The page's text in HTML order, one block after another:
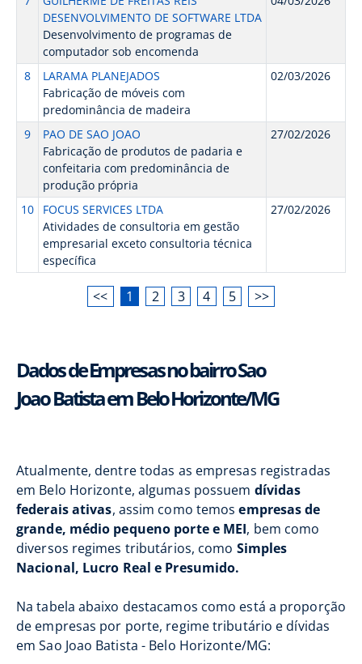
DESENVOLVIMENTO DE SOFTWARE LTDA
Desenvolvimento de programas de
computador sob encomenda
8
LARAMA PLANEJADOS
Fabricação de móveis com
predominância de madeira
02/03/2026
9
PAO DE SAO JOAO
Fabricação de produtos de padaria e
confeitaria com predominância de
produção própria
27/02/2026
10
FOCUS SERVICES LTDA
Atividades de consultoria em gestão
empresarial exceto consultoria técnica
específica
27/02/2026
<< 1 2 3 4 5 >>
Dados de Empresas no bairro Sao
Joao Batista em Belo Horizonte/MG
Atualmente, dentre todas as empresas registradas
em Belo Horizonte, algumas possuem dívidas
federais ativas, assim como temosempresas de
grande, médio pequeno porte e MEI, bem como
diversos regimes tributários, como Simples
Nacional, Lucro Real e Presumido.
Na tabela abaixo destacamos como está a proporção
de empresas por porte, regime tributário e dívidas
em Sao Joao Batista - Belo Horizonte/MG: